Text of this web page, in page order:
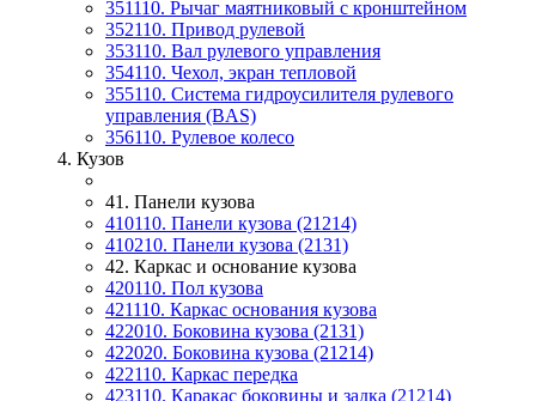
351110. Рычаг маятниковый с кронштейном
352110. Привод рулевой
353110. Вал рулевого управления
354110. Чехол, экран тепловой
355110. Система гидроусилителя рулевого
управления (BAS)
356110. Рулевое колесо
4. Кузов
41. Панели кузова
410110. Панели кузова (21214)
410210. Панели кузова (2131)
42. Каркас и основание кузова
420110. Пол кузова
421110. Каркас основания кузова
422010. Боковина кузова (2131)
422020. Боковина кузова (21214)
422110. Каркас передка
423110. Каракас боковины и задка (21214)